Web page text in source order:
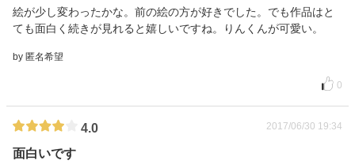
絵が少し変わったかな。前の絵の方が好きでした。でも作品はと
ても面白く続きが見れると嬉しいですね。りんくんが可愛い。
by 匿名希望
0
4.0 2017/06/30 19:34
面白いです